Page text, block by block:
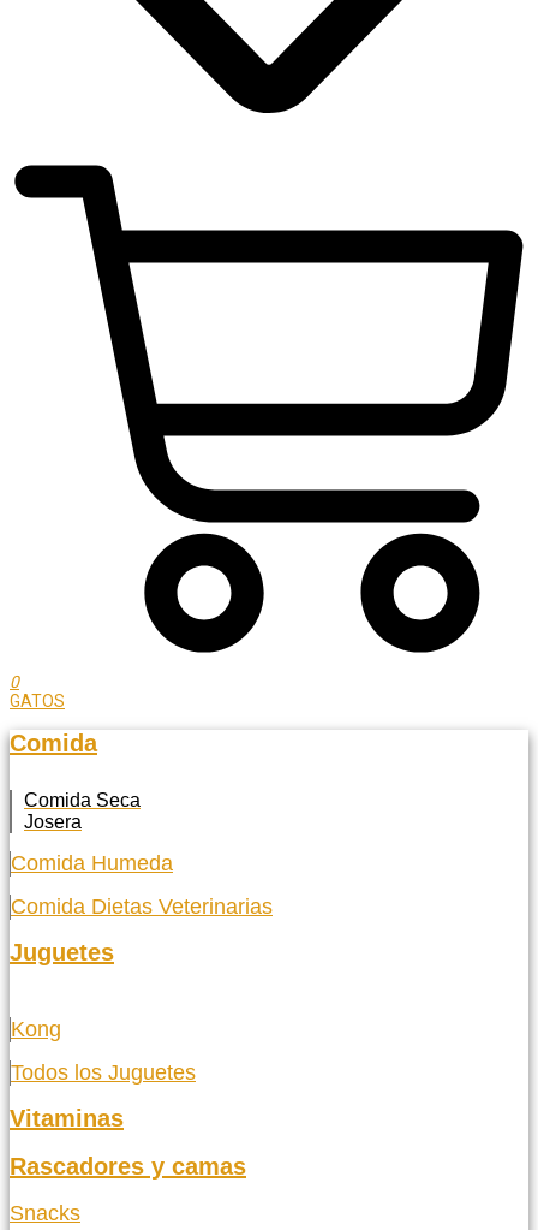
0
GATOS
Comida
Comida Seca
Josera
Comida Humeda
Comida Dietas Veterinarias
Juguetes
Kong
Todos los Juguetes
Vitaminas
Rascadores y camas
Snacks